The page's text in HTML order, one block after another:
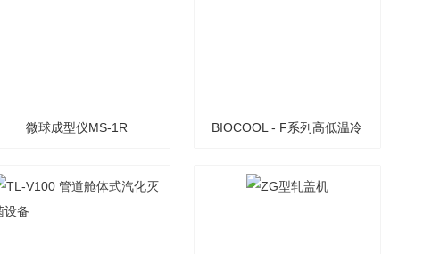
微球成型仪MS-1R BIOCOOL - F系列高低温冷